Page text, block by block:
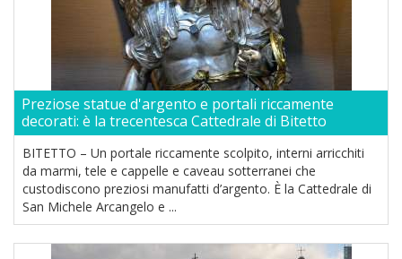
Preziose statue d'argento e portali riccamente
decorati: è la trecentesca Cattedrale di Bitetto
BITETTO – Un portale riccamente scolpito, interni arricchiti
da marmi, tele e cappelle e caveau sotterranei che
custodiscono preziosi manufatti d’argento. È la Cattedrale di
San Michele Arcangelo e ...